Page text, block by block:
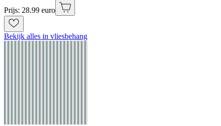
Prijs: 28.99 euro
Bekijk alles in vliesbehang